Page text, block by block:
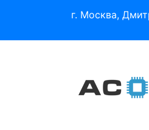
г. Москва,